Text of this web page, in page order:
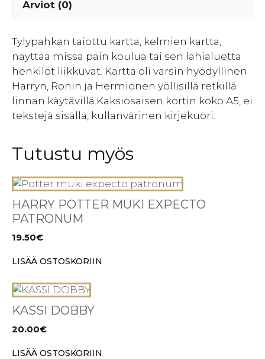
Arviot (0)
Tylypahkan taiottu kartta, kelmien kartta,
näyttää missä päin koulua tai sen lähialuetta
henkilöt liikkuvat. Kartta oli varsin hyödyllinen
Harryn, Ronin ja Hermionen yöllisillä retkillä
linnan käytävillä.Kaksiosaisen kortin koko A5, ei
tekstejä sisällä, kullanvärinen kirjekuori.
Tutustu myös
HARRY POTTER MUKI EXPECTO
PATRONUM
19.50€
LISÄÄ OSTOSKORIIN
KASSI DOBBY
20.00€
LISÄÄ OSTOSKORIIN